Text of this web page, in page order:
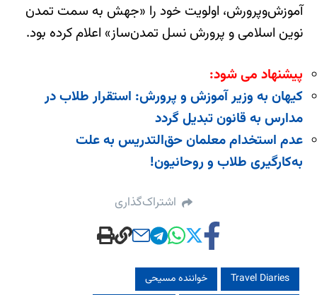
آموزش‌وپرورش، اولویت خود را «جهش به سمت تمدن
نوین اسلامی و پرورش نسل تمدن‌ساز» اعلام کرده بود.
پیشنهاد می شود:
کیهان به وزیر آموزش و پرورش: استقرار طلاب در
مدارس به قانون تبدیل گردد
عدم استخدام معلمان حق‌التدریس به علت
به‌کارگیری طلاب و روحانیون!
اشتراک‌گذاری
Travel Diaries
خواننده مسیحی